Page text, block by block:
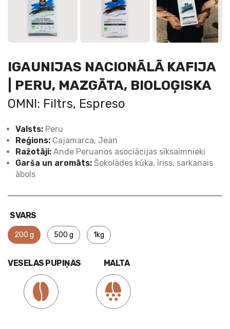
IGAUNIJAS NACIONĀLĀ KAFIJA
| PERU, MAZGĀTA, BIOLOĢISKA
OMNI: Filtrs, Espreso
Valsts: Peru
Reģions: Cajamarca, Jean
Ražotāji: Ande Peruanos asociācijas sīksaimnieki
Garša un aromāts: Šokolādes kūka, īriss, sarkanais
ābols
SVARS
200 g 500 g 1kg
VESELAS PUPIŅAS MALTA